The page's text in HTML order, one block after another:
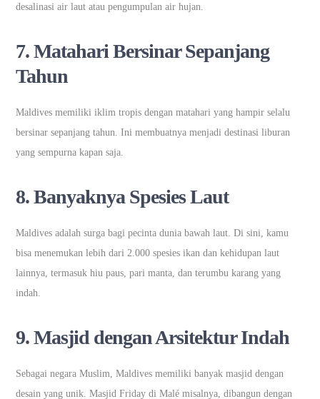
desalinasi air laut atau pengumpulan air hujan.
7.Matahari Bersinar Sepanjang
Tahun
Maldives memiliki iklim tropis dengan matahari yang hampir selalu
bersinar sepanjang tahun. Ini membuatnya menjadi destinasi liburan
yang sempurna kapan saja.
8.Banyaknya Spesies Laut
Maldives adalah surga bagi pecinta dunia bawah laut. Di sini, kamu
bisa menemukan lebih dari 2.000 spesies ikan dan kehidupan laut
lainnya, termasuk hiu paus, pari manta, dan terumbu karang yang
indah.
9.Masjid dengan Arsitektur Indah
Sebagai negara Muslim, Maldives memiliki banyak masjid dengan
desain yang unik. Masjid Friday di Malé misalnya, dibangun dengan